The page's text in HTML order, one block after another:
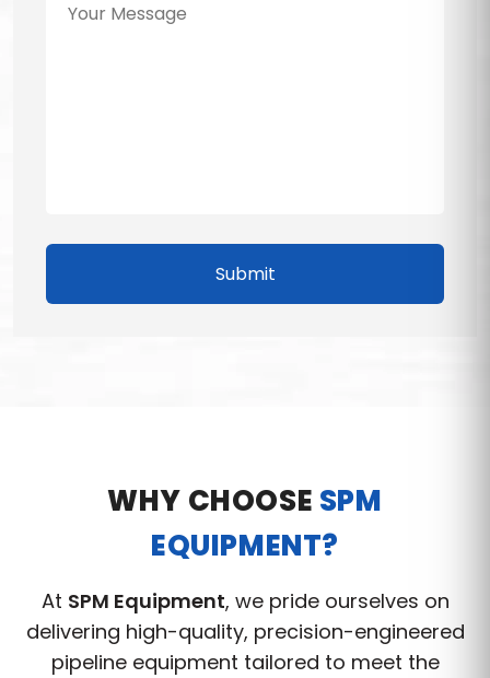
Submit
WHY CHOOSE SPM
EQUIPMENT?
At SPM Equipment, we pride ourselves on
delivering high-quality, precision-engineered
pipeline equipment tailored to meet the